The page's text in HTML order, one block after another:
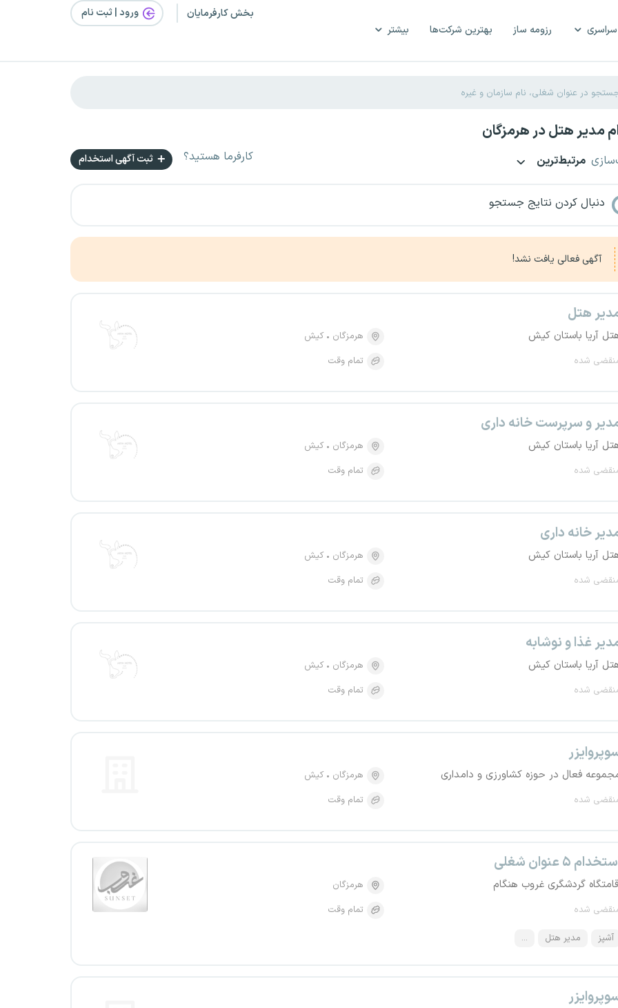
رزومه ساز بهترین شرکت‌ها بیشتر
بخش کارفرمایان ورود | ثبت‌ نام
مدیر هتل در هرمزگان
مرتبط‌ترین کارفرما هستید؟ ثبت آگهی استخدام
دنبال کردن نتایج جستجو
آگهی فعالی یافت نشد!
هتل
آریا باستان کیش
شده
هرمزگان
کیش
تمام وقت
و سرپرست خانه داری
آریا باستان کیش
شده
هرمزگان
کیش
تمام وقت
خانه داری
آریا باستان کیش
شده
هرمزگان
کیش
تمام وقت
غذا و نوشابه
آریا باستان کیش
شده
هرمزگان
کیش
تمام وقت
فعال در حوزه کشاورزی و دامداری
شده
هرمزگان
کیش
تمام وقت
۵ عنوان شغلی
گردشگری غروب هنگام
شده
هرمزگان
تمام وقت
آشپز مدیر هتل ...